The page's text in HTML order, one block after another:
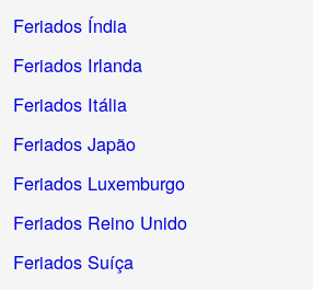
Feriados Índia
Feriados Irlanda
Feriados Itália
Feriados Japão
Feriados Luxemburgo
Feriados Reino Unido
Feriados Suíça